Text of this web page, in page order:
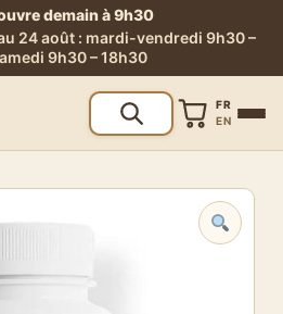
demain à 9h30
24 août : mardi-vendredi 9h30 –
9h30 – 18h30
FR
EN